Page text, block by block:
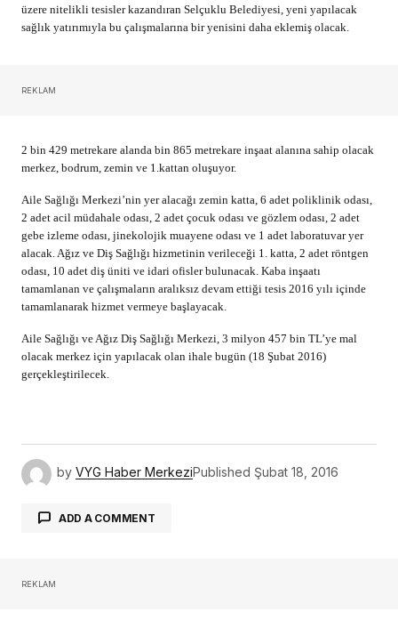
üzere nitelikli tesisler kazandıran Selçuklu Belediyesi, yeni yapılacak
sağlık yatırımıyla bu çalışmalarına bir yenisini daha eklemiş olacak.
REKLAM
2 bin 429 metrekare alanda bin 865 metrekare inşaat alanına sahip olacak
merkez, bodrum, zemin ve 1.kattan oluşuyor.
Aile Sağlığı Merkezi’nin yer alacağı zemin katta, 6 adet poliklinik odası,
2 adet acil müdahale odası, 2 adet çocuk odası ve gözlem odası, 2 adet
gebe izleme odası, jinekolojik muayene odası ve 1 adet laboratuvar yer
alacak. Ağız ve Diş Sağlığı hizmetinin verileceği 1. katta, 2 adet röntgen
odası, 10 adet diş üniti ve idari ofisler bulunacak. Kaba inşaatı
tamamlanan ve çalışmaların aralıksız devam ettiği tesis 2016 yılı içinde
tamamlanarak hizmet vermeye başlayacak.
Aile Sağlığı ve Ağız Diş Sağlığı Merkezi, 3 milyon 457 bin TL’ye mal
olacak merkez için yapılacak olan ihale bugün (18 Şubat 2016)
gerçekleştirilecek.
by VYG Haber MerkeziPublished Şubat 18, 2016
ADD A COMMENT
REKLAM